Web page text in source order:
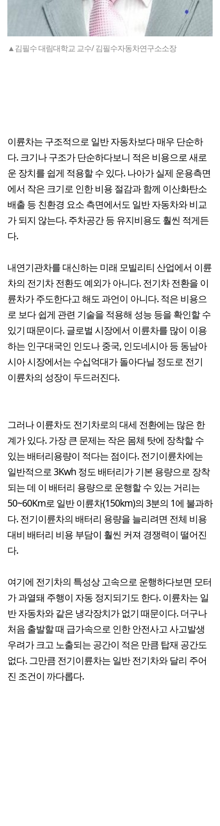
▲김필수 대림대학교 교수/ 김필수자동차연구소소장
이륜차는 구조적으로 일반 자동차보다 매우 단순하
다. 크기나 구조가 단순하다보니 적은 비용으로 새로
운 장치를 쉽게 적용할 수 있다. 나아가 실제 운용측면
에서 작은 크기로 인한 비용 절감과 함께 이산화탄소
배출 등 친환경 요소 측면에서도 일반 자동차와 비교
가 되지 않는다. 주차공간 등 유지비용도 훨씬 적게든
다.
내연기관차를 대신하는 미래 모빌리티 산업에서 이륜
차의 전기차 전환도 예외가 아니다. 전기차 전환을 이
륜차가 주도한다고 해도 과언이 아니다. 적은 비용으
로 보다 쉽게 관련 기술을 적용해 성능 등을 확인할 수
있기 때문이다. 글로벌 시장에서 이륜차를 많이 이용
하는 인구대국인 인도나 중국, 인도네시아 등 동남아
시아 시장에서는 수십억대가 돌아다닐 정도로 전기
이륜차의 성장이 두드러진다.
그러나 이륜차도 전기차로의 대세 전환에는 많은 한
계가 있다. 가장 큰 문제는 작은 몸체 탓에 장착할 수
있는 배터리용량이 적다는 점이다. 전기이륜차에는
일반적으로 3Kwh 정도 배터리가 기본 용량으로 장착
되는 데 이 배터리 용량으로 운행할 수 있는 거리는
50~60Km로 일반 이륜차(150km)의 3분의 1에 불과하
다. 전기이륜차의 배터리 용량을 늘리려면 전체 비용
대비 배터리 비용 부담이 훨씬 커져 경쟁력이 떨어진
다.
여기에 전기차의 특성상 고속으로 운행하다보면 모터
가 과열돼 주행이 자동 정지되기도 한다. 이륜차는 일
반 자동차와 같은 냉각장치가 없기 때문이다. 더구나
처음 출발할 때 급가속으로 인한 안전사고 사고발생
우려가 크고 노출되는 공간이 적은 만큼 탑재 공간도
없다. 그만큼 전기이륜차는 일반 전기차와 달리 주어
진 조건이 까다롭다.